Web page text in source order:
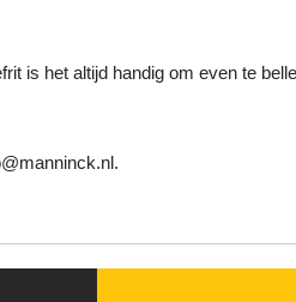
is het altijd handig om even te